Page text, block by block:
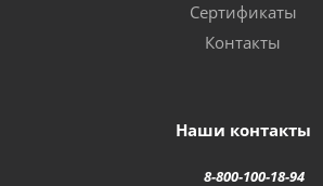
Сертификаты
Контакты
Наши контакты
8-800-100-18-94